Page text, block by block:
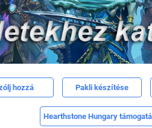
hozzá Pakli készítése
Hearthstone Hungary